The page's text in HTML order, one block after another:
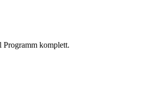
Programm komplett.